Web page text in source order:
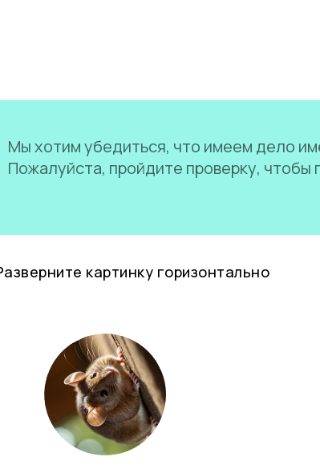
Мы хотим убедиться, что имеем дело
Пожалуйста, пройдите проверку, чтобы
картинку горизонтально